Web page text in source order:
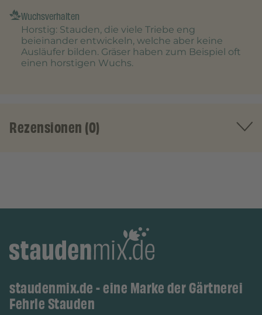
Wuchsverhalten
Horstig: Stauden, die viele Triebe eng
beieinander entwickeln, welche aber keine
Ausläufer bilden. Gräser haben zum Beispiel oft
einen horstigen Wuchs.
Rezensionen (0)
staudenmix.de - eine Marke der Gärtnerei
Fehrle Stauden